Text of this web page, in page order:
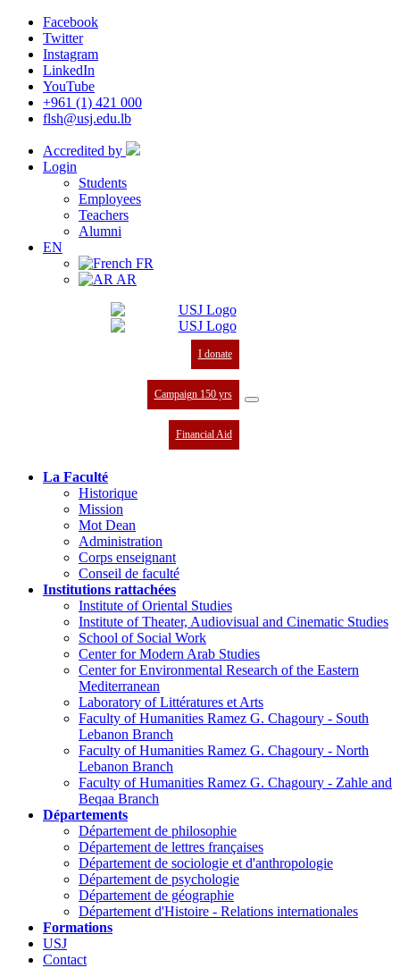
Facebook
Twitter
Instagram
LinkedIn
YouTube
+961 (1) 421 000
flsh@usj.edu.lb
Accredited by
Login
Students
Employees
Teachers
Alumni
EN
FR
AR
I donate
Campaign 150 yrs
Financial Aid
La Faculté
Historique
Mission
Mot Dean
Administration
Corps enseignant
Conseil de faculté
Institutions rattachées
Institute of Oriental Studies
Institute of Theater, Audiovisual and Cinematic Studies
School of Social Work
Center for Modern Arab Studies
Center for Environmental Research of the Eastern
Mediterranean
Laboratory of Littératures et Arts
Faculty of Humanities Ramez G. Chagoury - South
Lebanon Branch
Faculty of Humanities Ramez G. Chagoury - North
Lebanon Branch
Faculty of Humanities Ramez G. Chagoury - Zahle and
Beqaa Branch
Départements
Département de philosophie
Département de lettres françaises
Département de sociologie et d'anthropologie
Département de psychologie
Département de géographie
Département d'Histoire - Relations internationales
Formations
USJ
Contact